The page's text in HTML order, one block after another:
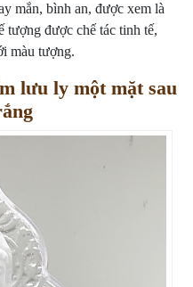
mắn, bình an, được xem là
tượng được chế tác tinh tế,
màu tượng.
lưu ly một mặt sau